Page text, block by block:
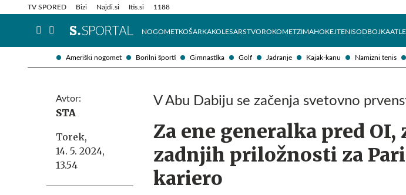
Ameriški nogomet Borilni športi Gimnastika Golf Jadranje Kajak-kanu Namizni tenis
TV SPORED Bizi Najdi.si Itis.si 1188
NOGOMETKOŠARKAKOLESARSTVOROKOMETZIMAHOKEJTENISODBOJKA
Info in obvestila Tehnik
Avtor:
STA
Torek,
14. 5. 2024,
13.54
V Abu Dabiju se začenja svetovno
Za ene generalka pred OI,
zadnjih priložnosti za
kariero